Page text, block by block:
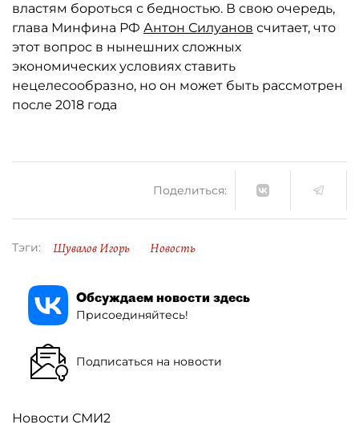
властям бороться с бедностью. В свою очередь,
глава Минфина РФ Антон Силуанов считает, что
этот вопрос в нынешних сложных
экономических условиях ставить
нецелесообразно, но он может быть рассмотрен
после 2018 года
Поделиться:
Тэги: Шувалов Игорь Новость
Обсуждаем новости здесь
Присоединяйтесь!
Подписаться на новости
Новости СМИ2